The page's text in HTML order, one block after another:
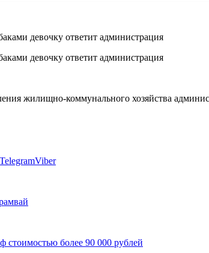
жилищно-коммунального хозяйства
TelegramViber
стоимостью более 90 000 рублей